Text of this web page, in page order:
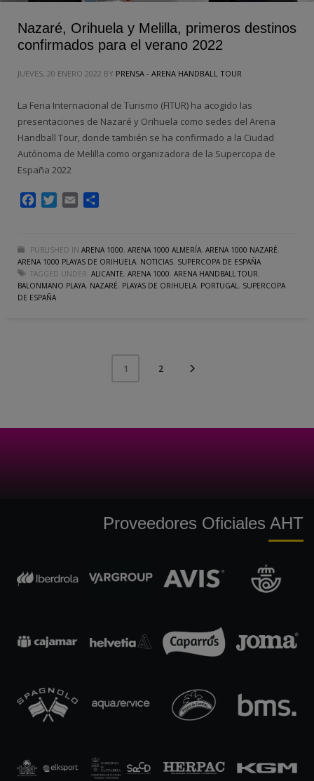
Nazaré, Orihuela y Melilla, primeros destinos
confirmados para el verano 2022
JUEVES, 20 ENERO 2022 BY PRENSA - ARENA HANDBALL TOUR
La Feria Internacional de Turismo (FITUR) ha acogido las
presentaciones de Nazaré y Orihuela como sedes del Arena
Handball Tour, donde también se ha confirmado a la Ciudad
Autónoma de Melilla como organizadora de la Supercopa de
España 2022
FacebookTwitter
Email
PUBLISHED IN ARENA 1000, ARENA 1000 ALMERÍA, ARENA 1000 NAZARÉ,
ARENA 1000 PLAYAS DE ORIHUELA, NOTICIAS, SUPERCOPA DE ESPAÑA
TAGGED UNDER: ALICANTE, ARENA 1000, ARENA HANDBALL TOUR,
BALONMANO PLAYA, NAZARÉ, PLAYAS DE ORIHUELA, PORTUGAL, SUPERCOPA
DE ESPAÑA
1 2
Proveedores Oficiales AHT